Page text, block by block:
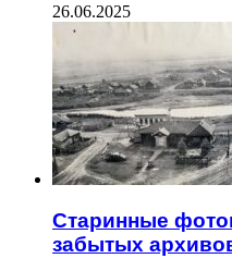
26.06.2025
Старинные
забытых